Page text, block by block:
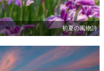
初夏の風物詩